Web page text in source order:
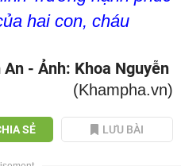
hai con, cháu
- Ảnh: Khoa Nguyễn
(Khampha.vn)
SẺ LƯU BÀI